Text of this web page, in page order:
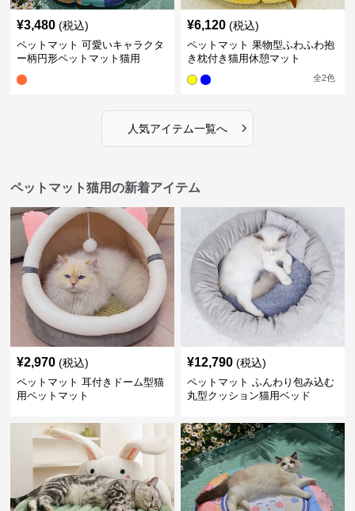
¥3,480 (税込)
ペットマット 可愛いキャラクタ
ー柄円形ペットマット猫用
¥6,120 (税込)
ペットマット 果物型ふわふわ抱
き枕付き猫用休憩マット
全2色
人気アイテム一覧へ ›
ペットマット猫用の新着アイテム
¥2,970 (税込)
ペットマット 耳付きドーム型猫
用ペットマット
¥12,790 (税込)
ペットマット ふんわり包み込む
丸型クッション猫用ベッド